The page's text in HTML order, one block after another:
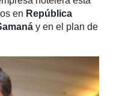
en República
y en el plan de